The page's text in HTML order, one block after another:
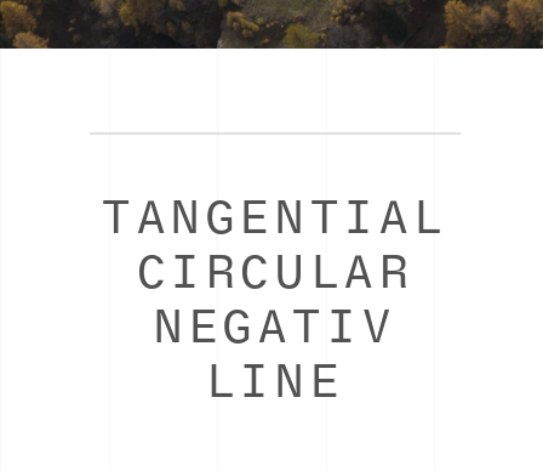
TANGENTIAL
CIRCULAR
NEGATIV
LINE